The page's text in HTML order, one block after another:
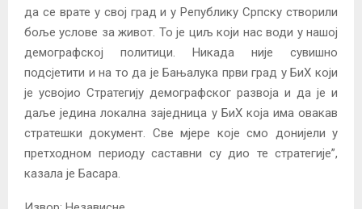
да се врате у свој град и у Републику Српску створили
боље услове за живот. То је циљ који нас води у нашој
демографској политици. Никада није сувишно
подсјетити и на то да је Бањалука први град у БиХ који
је усвојио Стратегију демографског развоја и да је и
даље једина локална заједница у БиХ која има овакав
стратешки документ. Све мјере које смо донијели у
претходном периоду саставни су дио те стратегије”,
казала је Басара.